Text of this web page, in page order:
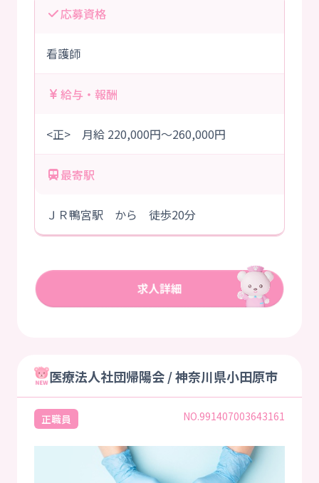
応募資格
看護師
給与・報酬
<正> 月給 220,000円～260,000円
最寄駅
ＪＲ鴨宮駅 から 徒歩20分
医療法人社団帰陽会 / 神奈川県小田原市
正職員 NO.991407003643161